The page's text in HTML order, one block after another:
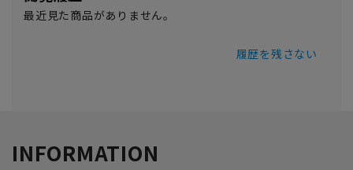
最近見た商品がありません。
履歴を残さない
INFORMATION